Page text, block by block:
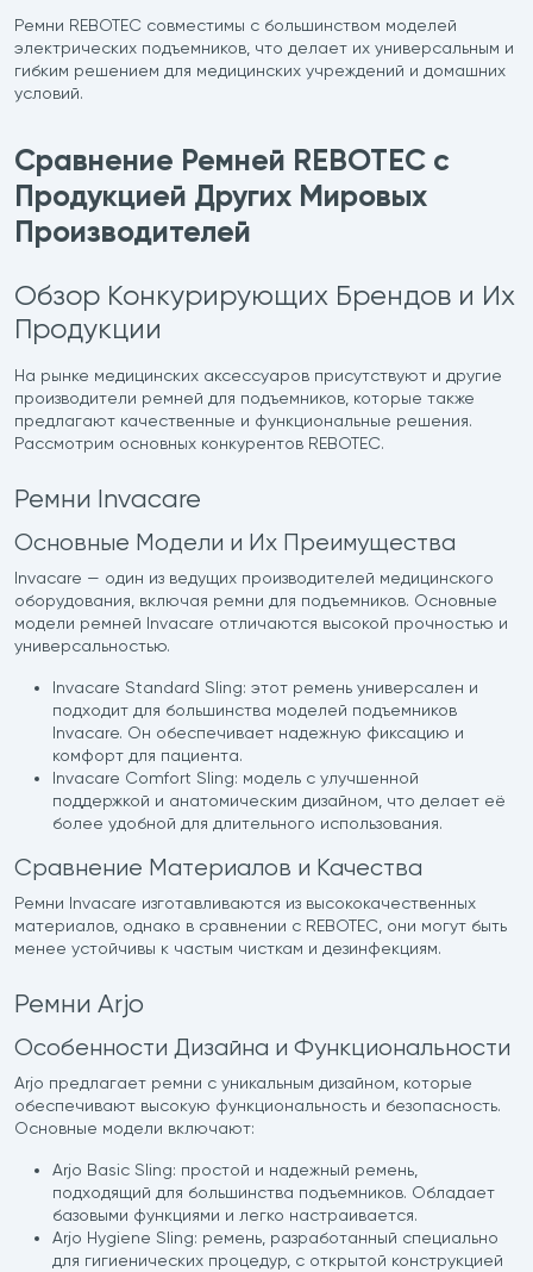
Ремни REBOTEC совместимы с большинством моделей
электрических подъемников, что делает их универсальным и
гибким решением для медицинских учреждений и домашних
условий.
Сравнение Ремней REBOTEC с
Продукцией Других Мировых
Производителей
Обзор Конкурирующих Брендов и Их
Продукции
На рынке медицинских аксессуаров присутствуют и другие
производители ремней для подъемников, которые также
предлагают качественные и функциональные решения.
Рассмотрим основных конкурентов REBOTEC.
Ремни Invacare
Основные Модели и Их Преимущества
Invacare — один из ведущих производителей медицинского
оборудования, включая ремни для подъемников. Основные
модели ремней Invacare отличаются высокой прочностью и
универсальностью.
Invacare Standard Sling: этот ремень универсален и
подходит для большинства моделей подъемников
Invacare. Он обеспечивает надежную фиксацию и
комфорт для пациента.
Invacare Comfort Sling: модель с улучшенной
поддержкой и анатомическим дизайном, что делает её
более удобной для длительного использования.
Сравнение Материалов и Качества
Ремни Invacare изготавливаются из высококачественных
материалов, однако в сравнении с REBOTEC, они могут быть
менее устойчивы к частым чисткам и дезинфекциям.
Ремни Arjo
Особенности Дизайна и Функциональности
Arjo предлагает ремни с уникальным дизайном, которые
обеспечивают высокую функциональность и безопасность.
Основные модели включают:
Arjo Basic Sling: простой и надежный ремень,
подходящий для большинства подъемников. Обладает
базовыми функциями и легко настраивается.
Arjo Hygiene Sling: ремень, разработанный специально
для гигиенических процедур, с открытой конструкцией